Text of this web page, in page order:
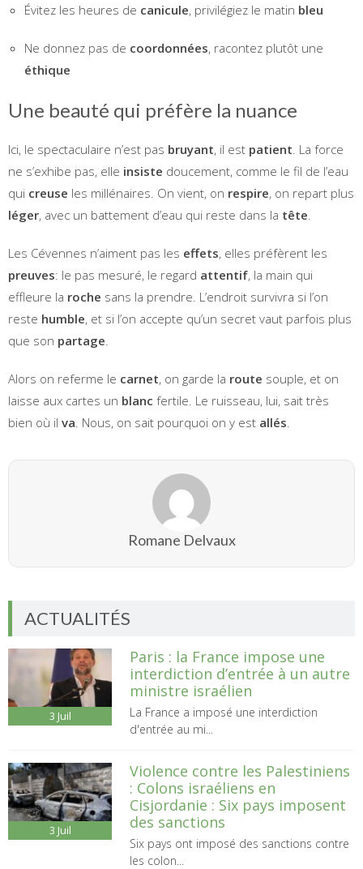
Évitez les heures de canicule, privilégiez le matin bleu
Ne donnez pas de coordonnées, racontez plutôt une
éthique
Une beauté qui préfère la nuance
Ici, le spectaculaire n’est pas bruyant, il est patient . La force
ne s’exhibe pas, elle insiste doucement, comme le fil de l’eau
qui creuse les millénaires. On vient, on respire, on repart plus
léger, avec un battement d’eau qui reste dans la tête
Les Cévennes n’aiment pas les effets, elles préfèrent les
preuves: le pas mesuré, le regard attentif, la main qui
effleure la roche sans la prendre. L’endroit survivra si l’on
reste humble, et si l’on accepte qu’un secret vaut parfois plus
que son partage
Alors on referme le carnet, on garde la route souple, et on
laisse aux cartes un blanc fertile. Le ruisseau, lui, sait très
bien où il va . Nous, on sait pourquoi on y est allés
Romane Delvaux
ACTUALITÉS
3 Juil
Paris : la France impose une
interdiction d’entrée à un autre
ministre israélien
La France a imposé une interdiction
d'entrée au mi...
3 Juil
Violence contre les Palestiniens
: Colons israéliens en
Cisjordanie : Six pays imposent
des sanctions
Six pays ont imposé des sanctions contre
les colon...